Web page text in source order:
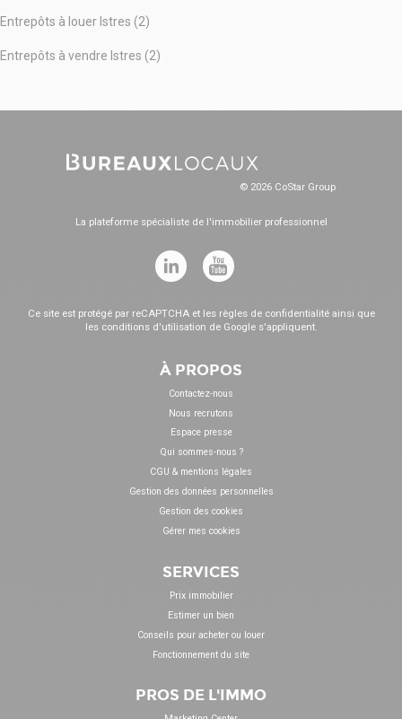
Entrepôts à louer Istres (2)
Entrepôts à vendre Istres (2)
© 2026 CoStar Group
La plateforme spécialiste de l'immobilier professionnel
Ce site est protégé par reCAPTCHA et les règles de confidentialitéainsi que
les conditions d'utilisation de Google s'appliquent.
À PROPOS
Contactez-nous
Nous recrutons
Espace presse
Qui sommes-nous ?
CGU & mentions légales
Gestion des données personnelles
Gestion des cookies
Gérer mes cookies
SERVICES
Prix immobilier
Estimer un bien
Conseils pour acheter ou louer
Fonctionnement du site
PROS DE L'IMMO